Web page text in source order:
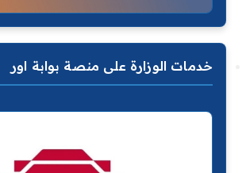
خدمات الوزارة على منصة بوابة اور